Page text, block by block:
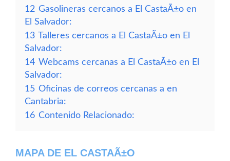
12 Gasolineras cercanos a El CastaÃ±o en
El Salvador:
13 Talleres cercanos a El CastaÃ±o en El
Salvador:
14 Webcams cercanas a El CastaÃ±o en El
Salvador:
15 Oficinas de correos cercanas a en
Cantabria:
16 Contenido Relacionado:
MAPA DE EL CASTAÃ±O